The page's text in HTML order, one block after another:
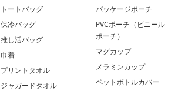
トートバッグ
保冷バッグ
推し活バッグ
巾着
プリントタオル
ジャガードタオル
パッケージポーチ
PVCポーチ（ビニール
ポーチ）
マグカップ
メラミンカップ
ペットボトルカバー